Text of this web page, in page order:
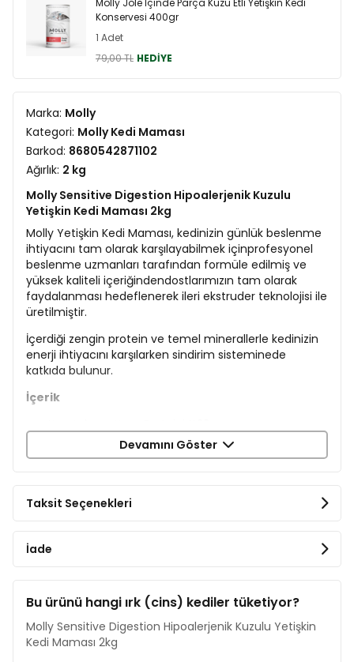
Molly Jöle İçinde Parça Kuzu Etli Yetişkin Kedi
Konservesi 400gr
1 Adet
79,00 TL HEDİYE
Marka: Molly
Kategori: Molly Kedi Maması
Barkod: 8680542871102
Ağırlık: 2 kg
Molly Sensitive Digestion Hipoalerjenik Kuzulu
Yetişkin Kedi Maması 2kg
Molly Yetişkin Kedi Maması, kedinizin günlük beslenme
ihtiyacını tam olarak karşılayabilmek içinprofesyonel
beslenme uzmanları tarafından formüle edilmiş ve
yüksek kaliteli içeriğindendostlarımızın tam olarak
faydalanması hedeflenerek ileri ekstruder teknolojisi ile
üretilmiştir.
İçerdiği zengin protein ve temel minerallerle kedinizin
enerji ihtiyacını karşılarken sindirim sisteminede
katkıda bulunur.
İçerik
Kurutulmuş Hayvansal Protein
Baldo Pirinç %16
Hamsi Unu
Hidrolize Tavuk Ciğeri
Mineraller
Prebiotik Mannan Oligosakkaritler
DenizYosunu %0,04
Avizeağacı Özütü %0,04
Devamını Göster
Taksit Seçenekleri
İade
Bu ürünü hangi ırk (cins) kediler tüketiyor?
Molly Sensitive Digestion Hipoalerjenik Kuzulu Yetişkin
Kedi Maması 2kg